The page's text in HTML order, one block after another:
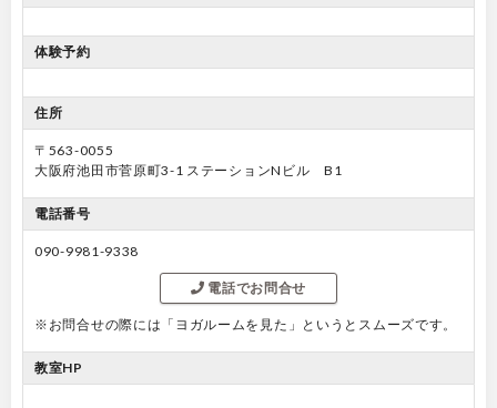
体験予約
住所
〒563-0055
大阪府池田市菅原町3-1 ステーションNビル B1
電話番号
090-9981-9338
電話でお問合せ
※お問合せの際には「ヨガルームを見た」というとスムーズです。
教室HP